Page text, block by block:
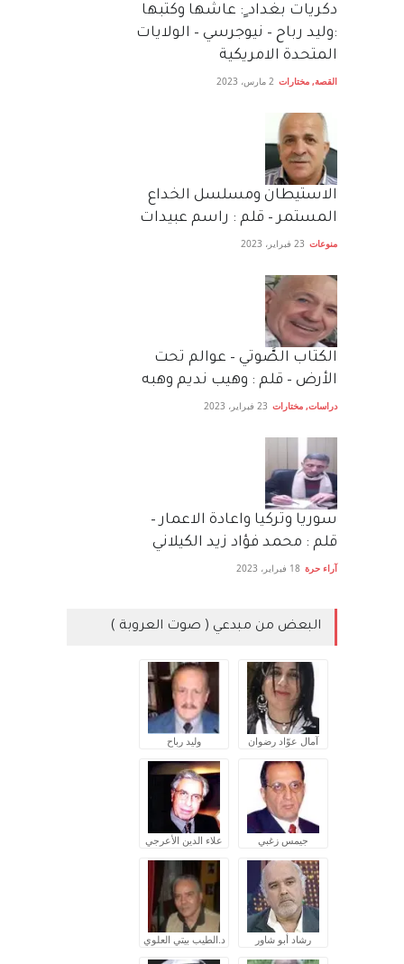
دكريات بغداد ٍ: عاشها وكتبها
:وليد رباح – نيوجرسي – الولايات
المتحدة الامريكية
القصة, مختارات 2 مارس، 2023
الاستيطان ومسلسل الخداع
المستمر – قلم : راسم عبيدات
منوعات 23 فبراير، 2023
الكتاب الصَّوتي – عوالم تحت
الأرض – قلم : وهيب نديم وهبه
دراسات, مختارات 23 فبراير، 2023
سوريا وتركيا واعادة الاعمار –
قلم : محمد فؤاد زيد الكيلاني
آراء حرة 18 فبراير، 2023
البعض من مبدعي ( صوت العروبة )
آمال عوّاد رضوان وليد رباح
جيمس زغبي علاء الدين الأعرجي
رشاد أبو شاور د.الطيب بيتي العلوي